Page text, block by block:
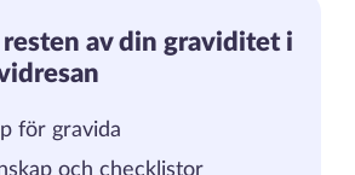
resten av din graviditet i
för gravida
och checklistor